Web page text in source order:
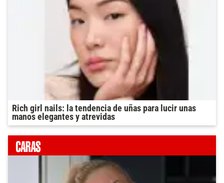
Rich girl nails: la tendencia de uñas para lucir unas
manos elegantes y atrevidas